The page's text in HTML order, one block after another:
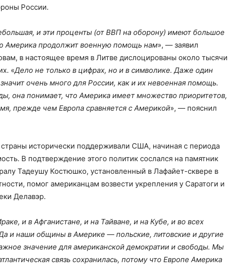
России.
и эти проценты (от ВВП на оборону) имеют большое
Америка продолжит военную помощь нам», — заявил
в настоящее время в Литве дислоцированы около тысячи
«Дело не только в цифрах, но и в символике. Даже один
очень много для России, как и их невоенная помощь.
она понимает, что Америка имеет множество приоритетов,
прежде чем Европа сравняется с Америкой», — пояснил
исторически поддерживали США, начиная с периода
В подтверждение этого политик сослался на памятник
Тадеушу Костюшко, установленный в Лафайет-сквере в
помог американцам возвести укрепления у Саратоги и
Делавэр.
и в Афганистане, и на Тайване, и на Кубе, и во всех
и наши общины в Америке — польские, литовские и другие
значение для американской демократии и свободы. Мы
связь сохранилась, потому что Европе Америка